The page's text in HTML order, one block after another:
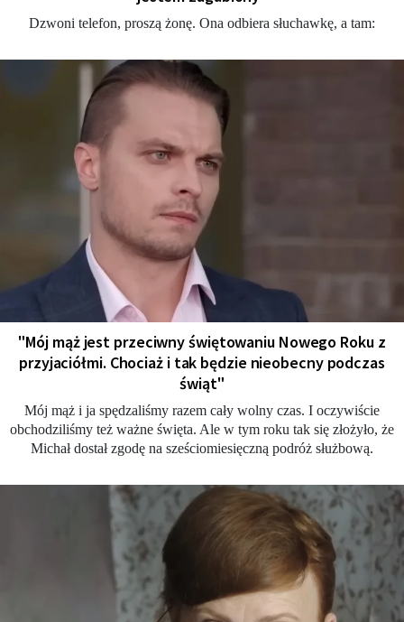
Dzwoni telefon, proszą żonę. Ona odbiera słuchawkę, a tam:
"Mój mąż jest przeciwny świętowaniu Nowego Roku z
przyjaciółmi. Chociaż i tak będzie nieobecny podczas
świąt"
Mój mąż i ja spędzaliśmy razem cały wolny czas. I oczywiście
obchodziliśmy też ważne święta. Ale w tym roku tak się złożyło, że
Michał dostał zgodę na sześciomiesięczną podróż służbową.